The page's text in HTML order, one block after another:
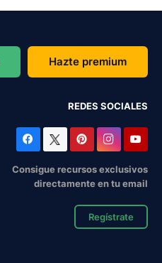
Hazte premium
REDES SOCIALES
Consigue recursos exclusivos
directamente en tu email
Regístrate